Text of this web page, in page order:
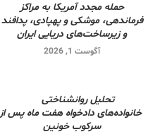
حمله مجدد آمریکا به مراکز
فرماندهی، موشکی و پهپادی، پدافند
و زیرساخت‌های دریایی ایران
آگوست 1, 2026
تحلیل روانشناختی
خانواده‌های دادخواه هفت ماه پس از
سرکوب خونین